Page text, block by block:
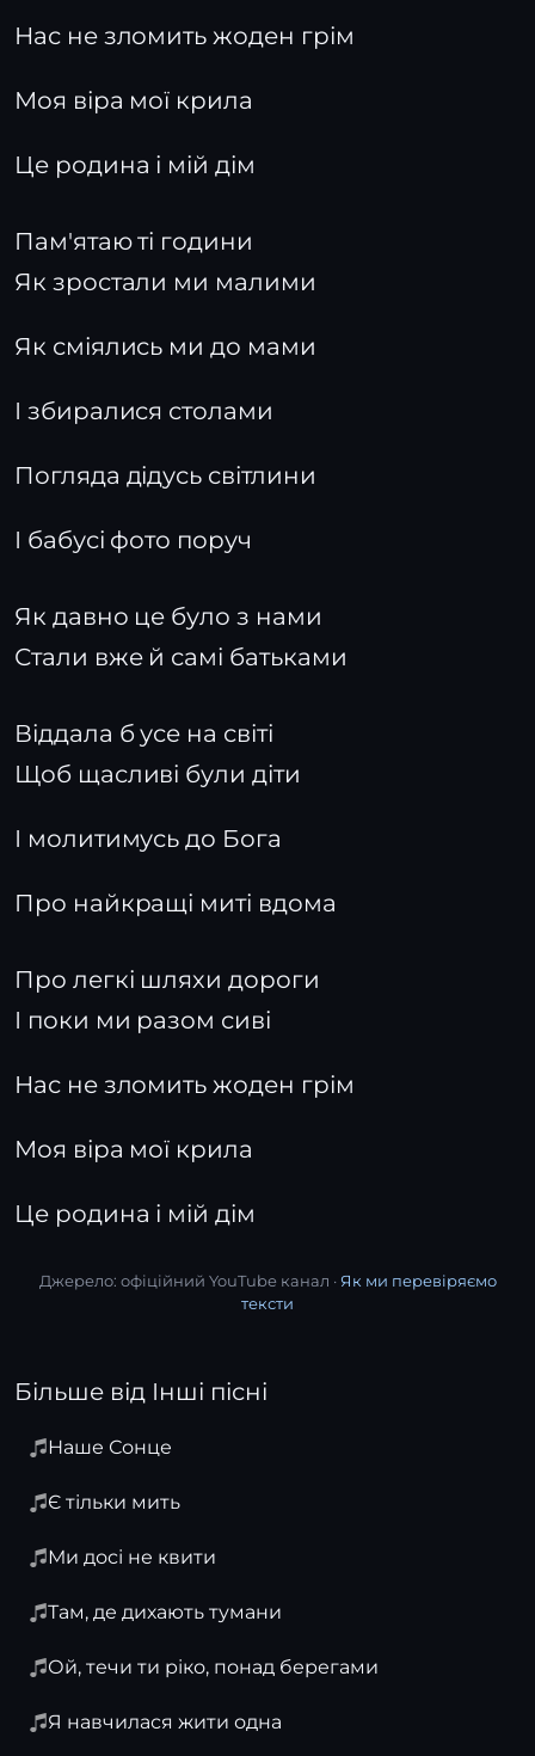
Нас не зломить жоден грім
Моя віра мої крила
Це родина і мій дім
Пам'ятаю ті години
Як зростали ми малими
Як сміялись ми до мами
І збиралися столами
Погляда дідусь світлини
І бабусі фото поруч
Як давно це було з нами
Стали вже й самі батьками
Віддала б усе на світі
Щоб щасливі були діти
І молитимусь до Бога
Про найкращі миті вдома
Про легкі шляхи дороги
І поки ми разом сиві
Нас не зломить жоден грім
Моя віра мої крила
Це родина і мій дім
Джерело: офіційний YouTube канал · Як ми перевіряємо
тексти
Більше від Інші пісні
Наше Сонце
Є тільки мить
Ми досі не квити
Там, де дихають тумани
Ой, течи ти ріко, понад берегами
Я навчилася жити одна